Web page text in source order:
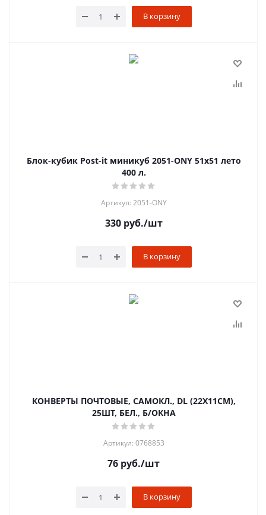
В корзину
Блок-кубик Post-it миникуб 2051-ONY 51х51 лето
400 л.
Артикул: 2051-ONY
330руб./шт
В корзину
КОНВЕРТЫ ПОЧТОВЫЕ, САМОКЛ., DL (22Х11СМ),
25ШТ, БЕЛ., Б/ОКНА
Артикул: 0768853
76 руб./шт
В корзину